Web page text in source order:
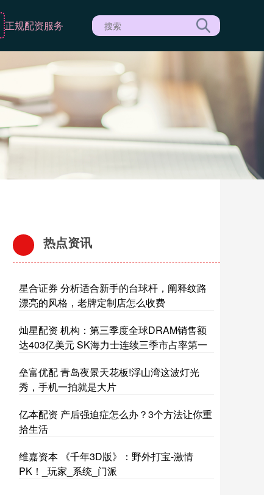
正规配资服务
热点资讯
星合证券 分析适合新手的台球杆，阐释纹路
漂亮的风格，老牌定制店怎么收费
灿星配资 机构：第三季度全球DRAM销售额
达403亿美元 SK海力士连续三季市占率第一
垒富优配 青岛夜景天花板!浮山湾这波灯光
秀，手机一拍就是大片
亿本配资 产后强迫症怎么办？3个方法让你重
拾生活
维嘉资本 《千年3D版》：野外打宝-激情
PK！_玩家_系统_门派